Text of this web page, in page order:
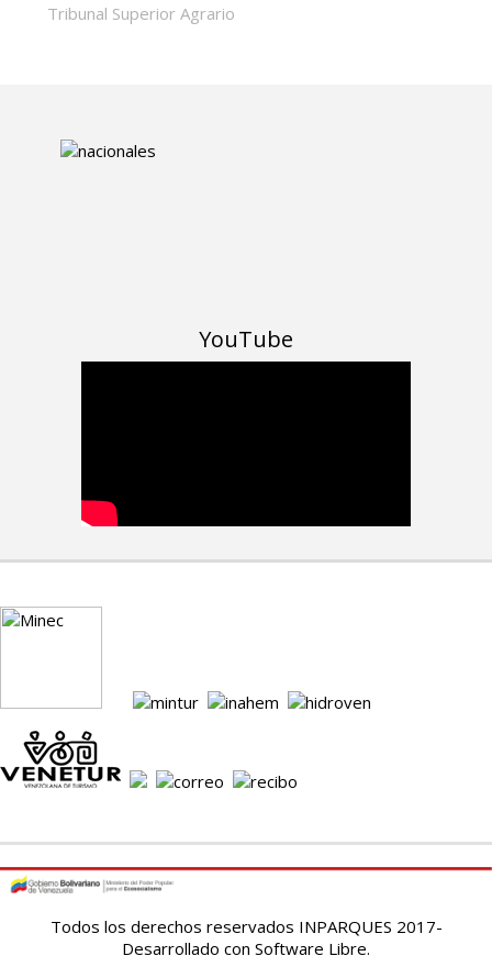
Tribunal Superior Agrario
YouTube
Todos los derechos reservados INPARQUES 2017-
Desarrollado con Software Libre.